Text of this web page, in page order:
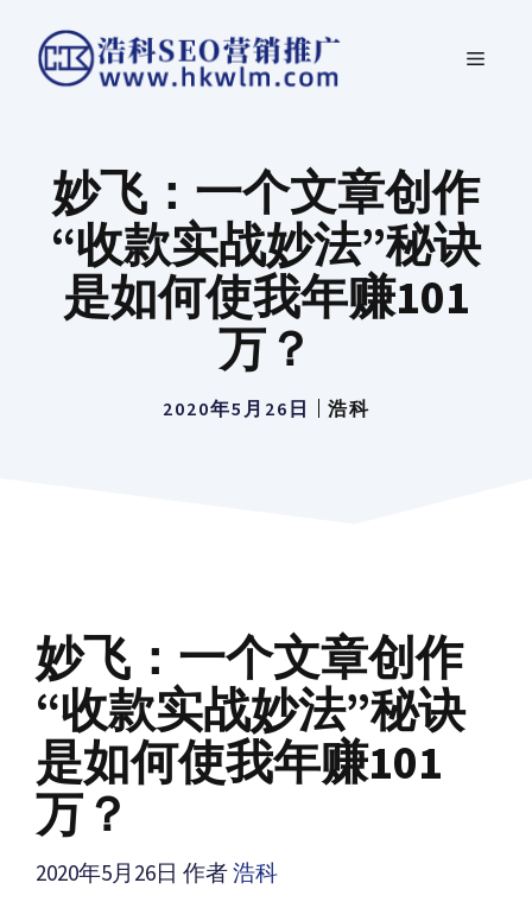
菜
妙飞：一个文章创作
“收款实战妙法”秘诀
是如何使我年赚101
万？
2020年5月26日 浩科
妙飞：一个文章创作
“收款实战妙法”秘诀
是如何使我年赚101
万？
2020年5月26日 作者浩科